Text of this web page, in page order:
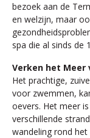
bezoek aan de
en welzijn, maar
spa die al sinds de
Verken het Meer
Het prachtige,
voor zwemmen,
oevers. Het meer
verschillende
wandeling rond